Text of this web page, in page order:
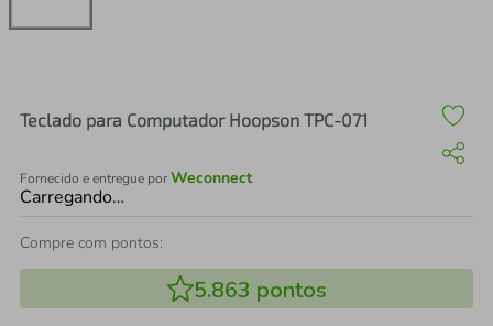
Teclado para Computador Hoopson TPC-071
Fornecido e entregue porWeconnect
Carregando…
Compre com pontos:
5.863 pontos